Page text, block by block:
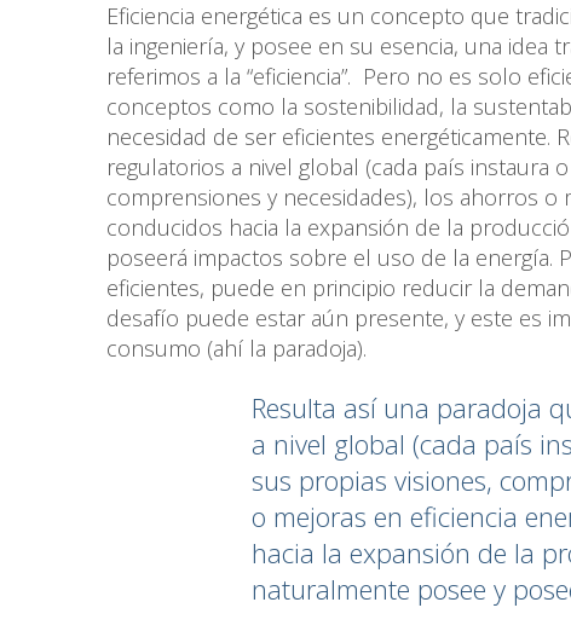
Eficiencia energética es un concepto que
la ingeniería, y posee en su esencia, una
referimos a la “eficiencia”. Pero no es solo
conceptos como la sostenibilidad, la
necesidad de ser eficientes energéticamente.
regulatorios a nivel global (cada país instaura
comprensiones y necesidades), los ahorros o
conducidos hacia la expansión de la
poseerá impactos sobre el uso de la energía.
eficientes, puede en principio reducir la
desafío puede estar aún presente, y este es
consumo (ahí la paradoja).
Resulta así una paradoja
a nivel global (cada país
sus propias visiones,
o mejoras en eficiencia
hacia la expansión de la
naturalmente posee y